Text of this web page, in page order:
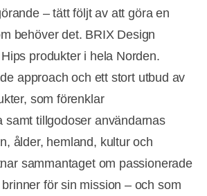
– tätt följt av att göra en
behöver det. BRIX Design
produkter i hela Norden.
approach och ett stort utbud av
som förenklar
samt tillgodoser användarnas
ålder, hemland, kultur och
sammantaget om passionerade
för sin mission – och som